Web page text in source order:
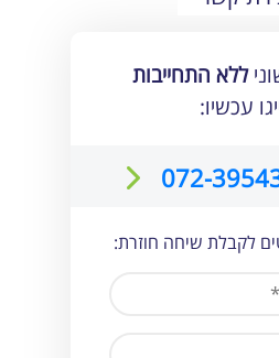
ללא התחייבות
עכשיו:
072-
לקבלת שיחה חוזרת: